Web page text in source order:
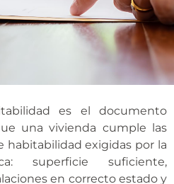
es el documento
una vivienda cumple las
habitabilidad exigidas por la
superficie suficiente,
en correcto estado y